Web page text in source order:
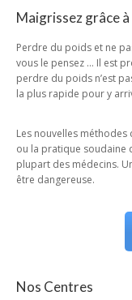
Maigrissez grâce à
Perdre du poids et ne
vous le pensez … Il est
perdre du poids n’est
la plus rapide pour y
Les nouvelles
ou la pratique soudaine
plupart des médecins.
être dangereuse.
Nos Centres